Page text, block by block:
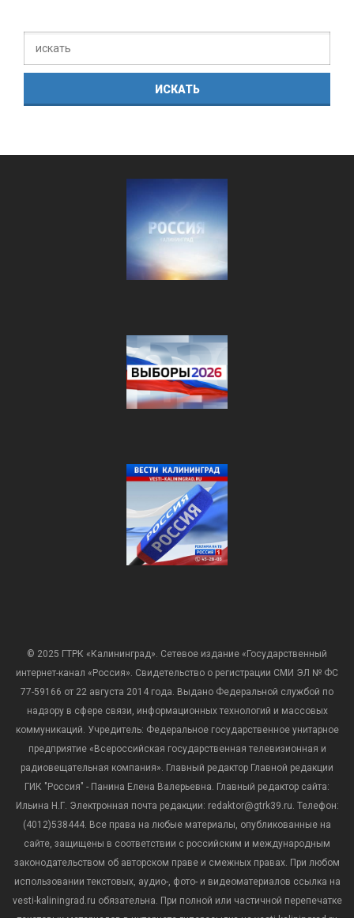
© 2025 ГТРК «Калининград». Сетевое издание «Государственный
интернет-канал «Россия». Свидетельство о регистрации СМИ ЭЛ № ФС
77-59166 от 22 августа 2014 года. Выдано Федеральной службой по
надзору в сфере связи, информационных технологий и массовых
коммуникаций. Учредитель: Федеральное государственное унитарное
предприятие «Всероссийская государственная телевизионная и
радиовещательная компания». Главный редактор Главной редакции
ГИК "Россия" - Панина Елена Валерьевна. Главный редактор сайта:
Ильина Н.Г. Электронная почта редакции: redaktor@gtrk39.ru. Телефон:
(4012)538444. Все права на любые материалы, опубликованные на
сайте, защищены в соответствии с российским и международным
законодательством об авторском праве и смежных правах. При любом
использовании текстовых, аудио-, фото- и видеоматериалов ссылка на
vesti-kaliningrad.ru обязательна. При полной или частичной перепечатке